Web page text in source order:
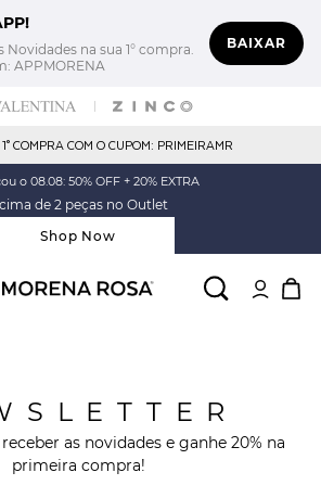
Novidades na sua 1° compra.
APPMORENA
BAIXAR
COMPRA COM O CUPOM: PRIMEIRAMR
o 08.08: 50% OFF + 20% EXTRA
de 2 peças no Outlet
Shop Now
as novidades e ganhe 20% na
primeira compra!